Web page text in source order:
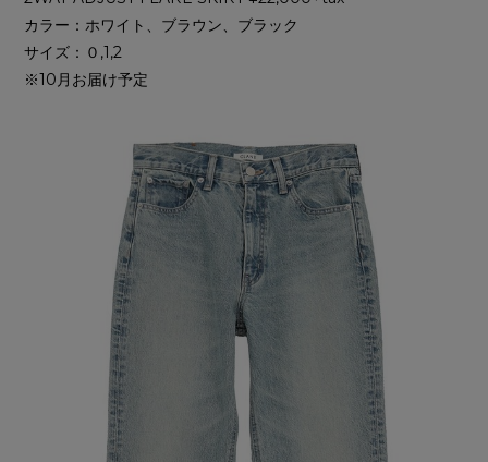
カラー：ホワイト、ブラウン、ブラック
サイズ：０,1,2
※10月お届け予定